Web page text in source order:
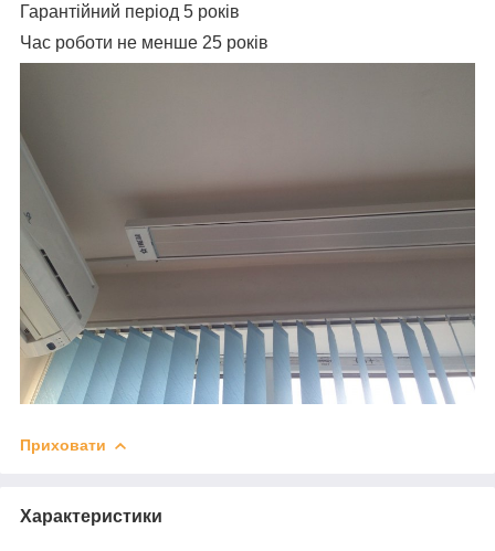
Гарантійний період 5 років
Час роботи не менше 25 років
Приховати
Характеристики